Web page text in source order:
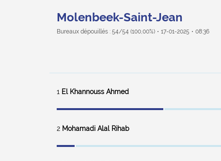
Molenbeek-Saint-Jean
Bureaux dépouillés : 54/54 (100,00%) 17-01-2025 08:36
1 El Khannouss Ahmed
2 Mohamadi Alal Rihab